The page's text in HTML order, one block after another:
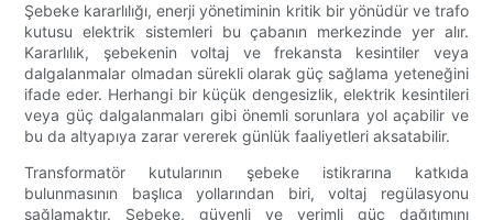
Şebeke kararlılığı, enerji yönetiminin kritik bir yönüdür ve trafo
kutusu elektrik sistemleri bu çabanın merkezinde yer alır.
Kararlılık, şebekenin voltaj ve frekansta kesintiler veya
dalgalanmalar olmadan sürekli olarak güç sağlama yeteneğini
ifade eder. Herhangi bir küçük dengesizlik, elektrik kesintileri
veya güç dalgalanmaları gibi önemli sorunlara yol açabilir ve
bu da altyapıya zarar vererek günlük faaliyetleri aksatabilir.
Transformatör kutularının şebeke istikrarına katkıda
bulunmasının başlıca yollarından biri, voltaj regülasyonu
sağlamaktır. Şebeke, güvenli ve verimli güç dağıtımını